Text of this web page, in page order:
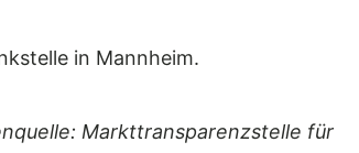
in Mannheim.
Markttransparenzstelle für